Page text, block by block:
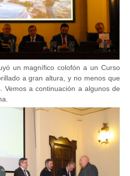
un magnífico colofón a un Curso
a gran altura, y no menos que
Vemos a continuación a algunos de